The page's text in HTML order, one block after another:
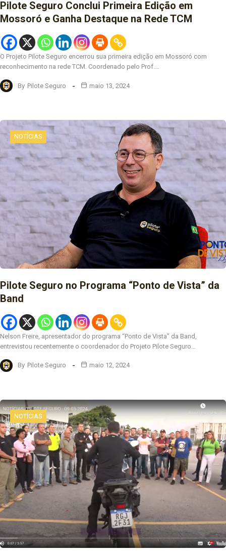
Pilote Seguro Conclui Primeira Edição em
Mossoró e Ganha Destaque na Rede TCM
O Projeto Pilote Seguro encerrou sua primeira edição em Mossoró com
reconhecimento na rede TCM. Coordenado pelo Prof.…
By Pilote Seguro maio 13, 2024
NOTÍCIAS
Pilote Seguro no Programa “Ponto de Vista” da
Band
Nelson Freire, apresentador do programa “Ponto de Vista” da Band,
entrevistou recentemente o coordenador do Projeto Pilote Seguro…
By Pilote Seguro maio 12, 2024
NOTÍCIAS